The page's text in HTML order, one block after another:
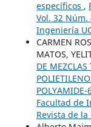
específicos ,
Vol. 32 Núm.
Ingeniería
CARMEN
MATOS,
DE
POLYAMIDE-
Facultad de
Revista de